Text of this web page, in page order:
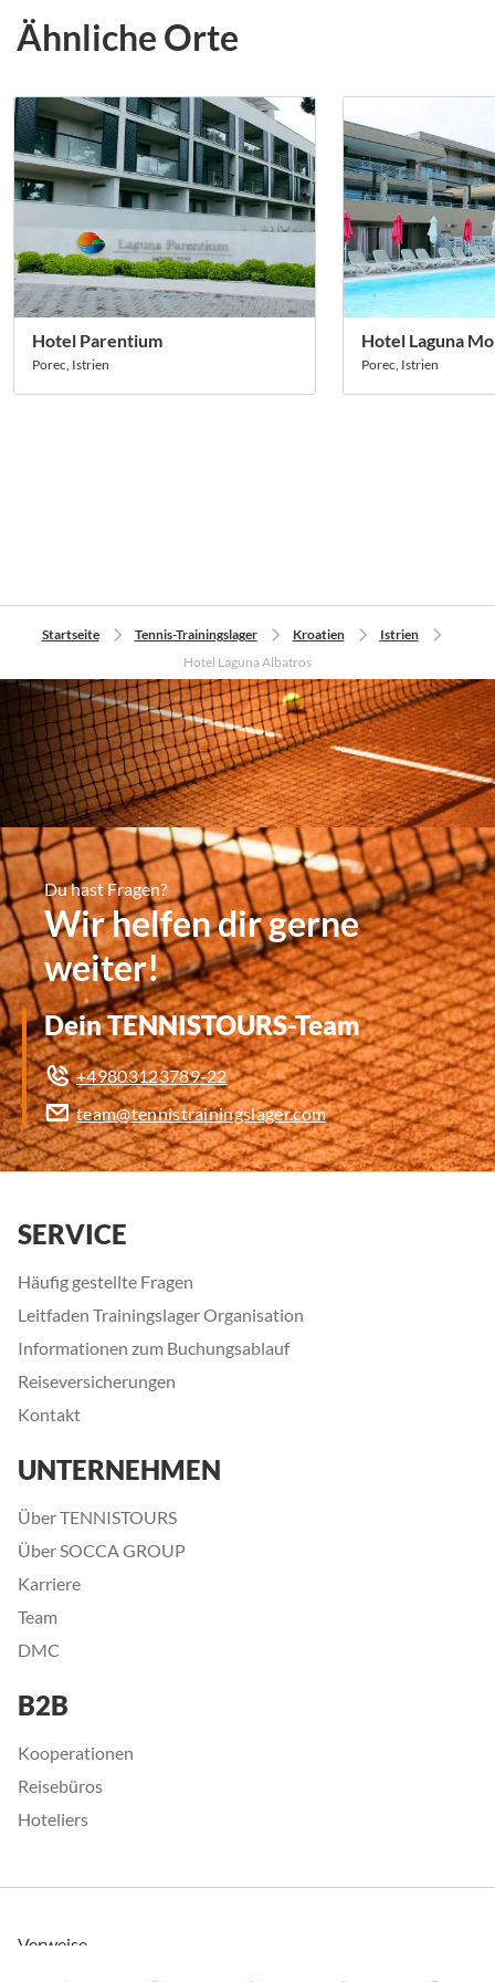
Ähnliche Orte
Hotel Parentium
Porec, Istrien
Hotel Laguna
Porec, Istrien
Startseite Tennis-Trainingslager Kroatien
Istrien
Hotel Laguna Albatros
Du hast Fragen?
Wir helfen dir gerne
weiter!
Dein TENNISTOURS-Team
+49803123789-22
team@tennistrainingslager.com
SERVICE
Häufig gestellte Fragen
Leitfaden Trainingslager Organisation
Informationen zum Buchungsablauf
Reiseversicherungen
Kontakt
UNTERNEHMEN
Über TENNISTOURS
Über SOCCA GROUP
Karriere
Team
DMC
B2B
Kooperationen
Reisebüros
Hoteliers
Verweise